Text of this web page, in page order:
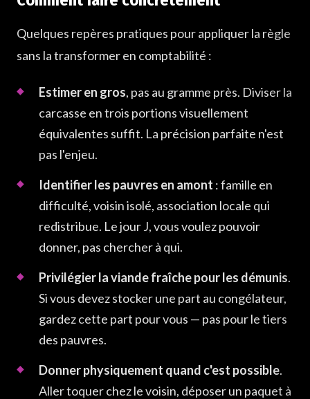
Quelques repères pratiques pour appliquer la règle
sans la transformer en comptabilité :
Estimer en gros, pas au gramme près. Diviser la
carcasse en trois portions visuellement
équivalentes suffit. La précision parfaite n'est
pas l'enjeu.
Identifier les pauvres en amont : famille en
difficulté, voisin isolé, association locale qui
redistribue. Le jour J, vous voulez pouvoir
donner, pas chercher à qui.
Privilégier la viande fraîche pour les démunis.
Si vous devez stocker une part au congélateur,
gardez cette part pour vous — pas pour le tiers
des pauvres.
Donner physiquement quand c'est possible.
Aller toquer chez le voisin, déposer un paquet à